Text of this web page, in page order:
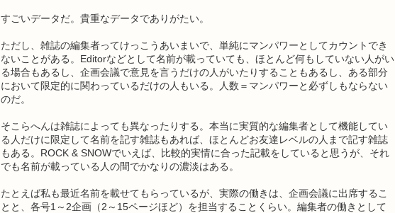
すごいデータだ。貴重なデータでありがたい。
ただし、雑誌の編集者ってけっこうあいまいで、単純にマンパワーとしてカウントでき
ないことがある。Editorなどとして名前が載っていても、ほとんど何もしていない人がい
る場合もあるし、企画会議で意見を言うだけの人がいたりすることもあるし、ある部分
において限定的に関わっているだけの人もいる。人数＝マンパワーと必ずしもならない
のだ。
そこらへんは雑誌によっても異なったりする。本当に実質的な編集者として機能してい
る人だけに限定して名前を記す雑誌もあれば、ほとんどお友達レベルの人まで記す雑誌
もある。ROCK & SNOWでいえば、比較的実情に合った記載をしていると思うが、それ
でも名前が載っている人の間でかなりの濃淡はある。
たとえば私も最近名前を載せてもらっているが、実際の働きは、企画会議に出席するこ
とと、各号1～2企画（2～15ページほど）を担当することくらい。編集者の働きとして